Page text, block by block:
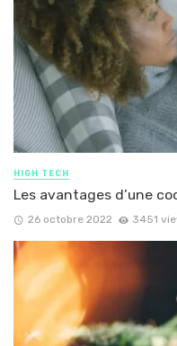
HIGH TECH
Les avantages d’une
26 octobre 2022 3451